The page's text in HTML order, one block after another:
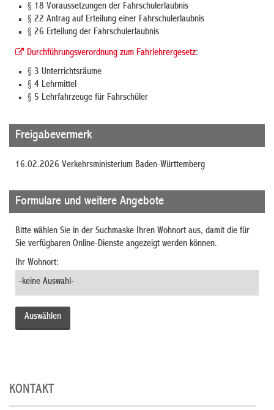
§ 18 Voraussetzungen der Fahrschulerlaubnis
§ 22 Antrag auf Erteilung einer Fahrschulerlaubnis
§ 26 Erteilung der Fahrschulerlaubnis
Durchführungsverordnung zum Fahrlehrergesetz:
§ 3 Unterrichtsräume
§ 4 Lehrmittel
§ 5 Lehrfahrzeuge für Fahrschüler
Freigabevermerk
16.02.2026 Verkehrsministerium Baden-Württemberg
Formulare und weitere Angebote
Bitte wählen Sie in der Suchmaske Ihren Wohnort aus, damit die für
Sie verfügbaren Online-Dienste angezeigt werden können.
Ihr Wohnort:
KONTAKT